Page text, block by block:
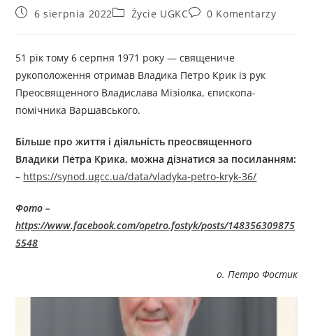
6 sierpnia 2022 Życie UGKC 0 Komentarzy
51 рік тому 6 серпня 1971 року — священиче
рукоположення отримав Владика Петро Крик із рук
Преосвященного Владислава Мізіолка, єпископа-
помічника Варшавського.
Більше про життя і діяльність преосвященного
Владики Петра Крика, можна дізнатися за посиланням:
– https://synod.ugcc.ua/data/vladyka-petro-kryk-36/
Фото –
https://www.facebook.com/opetro.fostyk/posts/148356309875
5548
о. Петро Фостик